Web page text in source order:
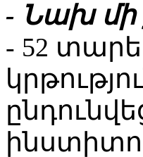
- Նախ մի
- 52